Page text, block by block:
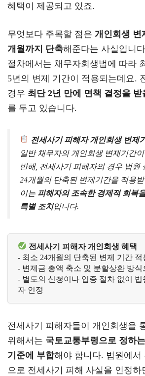
혜택이 제공되고 있죠.
무엇보다 주목할 점은 개인회생 변
개월까지 단축해준다는 사실입니
절차에서는 채무자회생법에 따라
5년의 변제 기간이 적용되는데요.
경우 최단 2년 만에 면책 결정을 받
를 두고 있습니다.
전세사기 피해자 개인회생 변제
일반 채무자의 개인회생 변제기간
반해, 전세사기 피해자의 경우 법원
24개월의 단축된 변제기간을 적용
이는 피해자의 조속한 경제적 회복
특별 조치입니다.
전세사기 피해자 개인회생 혜택
- 최소 24개월의 단축된 변제 기간 적
- 변제금 총액 축소 및 분할상환 방식
- 별도의 신청이나 입증 절차 없이 법
자 인정
전세사기 피해자들이 개인회생을
위해서는 국토교통부령으로 정하
기준에 부합해야 합니다. 법원에서
으로 전세사기 피해 사실을 인정하